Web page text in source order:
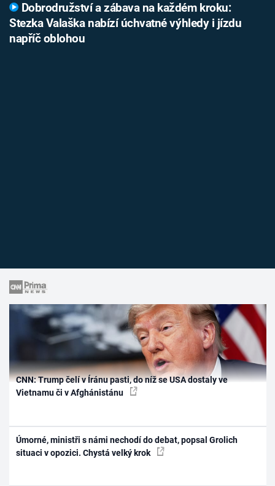
Dobrodružství a zábava na každém kroku:
Stezka Valaška nabízí úchvatné výhledy i jízdu
napříč oblohou
CNN: Trump čelí v Íránu pasti, do níž se USA dostaly ve
Vietnamu či v Afghánistánu
Úmorné, ministři s námi nechodí do debat, popsal Grolich
situaci v opozici. Chystá velký krok